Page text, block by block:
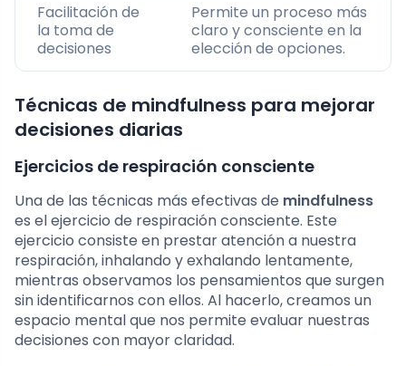
Facilitación de
la toma de
decisiones
Permite un proceso más
claro y consciente en la
elección de opciones.
Técnicas de mindfulness para mejorar
decisiones diarias
Ejercicios de respiración consciente
Una de las técnicas más efectivas de mindfulness
es el ejercicio de respiración consciente. Este
ejercicio consiste en prestar atención a nuestra
respiración, inhalando y exhalando lentamente,
mientras observamos los pensamientos que surgen
sin identificarnos con ellos. Al hacerlo, creamos un
espacio mental que nos permite evaluar nuestras
decisiones con mayor claridad.